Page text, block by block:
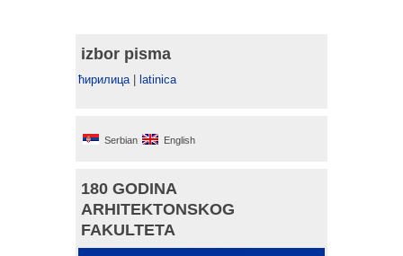
izbor pisma
ћирилица| latinica
Serbian English
180 GODINA
ARHITEKTONSKOG
FAKULTETA